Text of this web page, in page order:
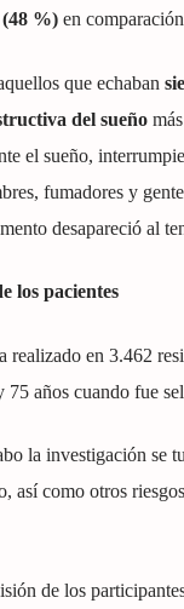
%)en
que echaban
del sueñomás
el sueño,
fumadores y
desapareció al
los pacientes
realizado en 3.462
75 años cuando fue
la investigación se
así como otros
de los